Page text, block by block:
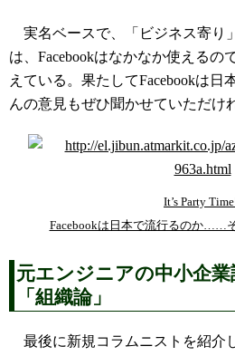
実名ベースで、「ビジネス寄り
は、Facebookはなかなか使えるの
えている。果たしてFacebookは日
んの意見もぜひ聞かせていただけ
It’s Party
Facebookは日本で流行るのか……
元エンジニアの中小企
「組織論」
最後に新規コラムニストを紹介